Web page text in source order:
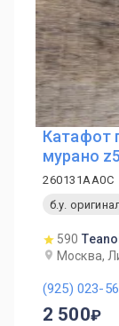
Катафот
мурано
260131AA0C
б.у.
590
Москва,
(925) 023-
2 500